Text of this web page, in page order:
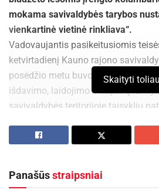
mokama savivaldybės tarybos
vienkartinė vietinė rinkliava“.
Vadovaujantis pasikeitusiomis
ketvirtadienį Kauno rajono
posėdžio metu buvo patvirtinti
išdavimo, laidojimo ir kapinių
savivaldybės teritorijoje taisyklių
rajono savivaldybės biudžeto
Vienkartinė rinkliava už
Skaityti toliau
Panašūsstraipsniai